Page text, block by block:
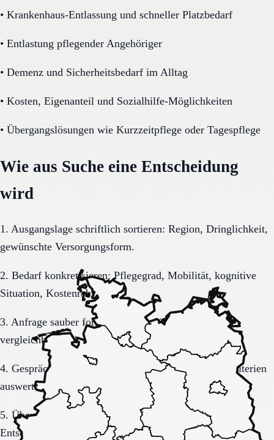
• Krankenhaus-Entlassung und schneller Platzbedarf
• Entlastung pflegender Angehöriger
• Demenz und Sicherheitsbedarf im Alltag
• Kosten, Eigenanteil und Sozialhilfe-Möglichkeiten
• Übergangslösungen wie Kurzzeitpflege oder Tagespflege
Wie aus Suche eine Entscheidung
wird
1. Ausgangslage schriftlich sortieren: Region, Dringlichkeit,
gewünschte Versorgungsform.
2. Bedarf konkretisieren: Pflegegrad, Mobilität, kognitive
Situation, Kostenrahmen.
3. Anfrage sauber formulieren, damit Rückmeldungen
vergleichbar bleiben.
4. Gespräche und Besichtigungen mit festen Muss-Kriterien
auswerten.
5. Übergang, Kommunikation und Kosten vor der
Entscheidung vollständig klären.